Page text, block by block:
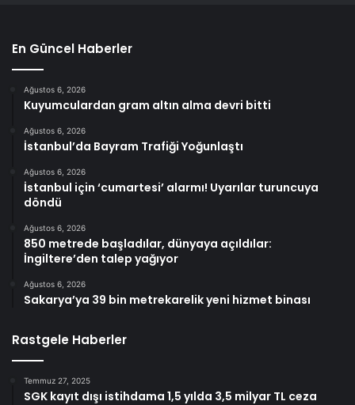
En Güncel Haberler
Ağustos 6, 2026
Kuyumculardan gram altın alma devri bitti
Ağustos 6, 2026
İstanbul’da Bayram Trafiği Yoğunlaştı
Ağustos 6, 2026
İstanbul için ‘cumartesi’ alarmı! Uyarılar turuncuya
döndü
Ağustos 6, 2026
850 metrede başladılar, dünyaya açıldılar:
İngiltere’den talep yağıyor
Ağustos 6, 2026
Sakarya’ya 39 bin metrekarelik yeni hizmet binası
Rastgele Haberler
Temmuz 27, 2025
SGK kayıt dışı istihdama 1,5 yılda 3,5 milyar TL ceza